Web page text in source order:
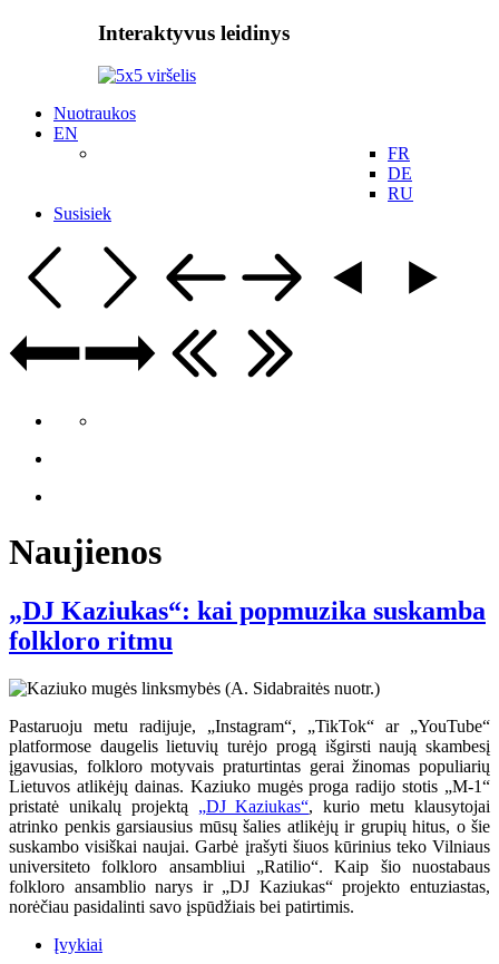
Interaktyvus leidinys
Nuotraukos
EN
FR
DE
RU
Susisiek
Naujienos
„DJ Kaziukas“: kai popmuzika suskamba
folkloro ritmu
Pastaruoju metu radijuje, „Instagram“, „TikTok“ ar „YouTube“
platformose daugelis lietuvių turėjo progą išgirsti naują skambesį
įgavusias, folkloro motyvais praturtintas gerai žinomas populiarių
Lietuvos atlikėjų dainas. Kaziuko mugės proga radijo stotis „M-1“
pristatė unikalų projektą „DJ Kaziukas“, kurio metu klausytojai
atrinko penkis garsiausius mūsų šalies atlikėjų ir grupių hitus, o šie
suskambo visiškai naujai. Garbė įrašyti šiuos kūrinius teko Vilniaus
universiteto folkloro ansambliui „Ratilio“. Kaip šio nuostabaus
folkloro ansamblio narys ir „DJ Kaziukas“ projekto entuziastas,
norėčiau pasidalinti savo įspūdžiais bei patirtimis.
Įvykiai